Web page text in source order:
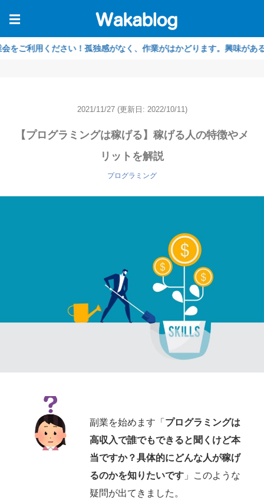
☰
ださい！孤独感がなく、作業がはかどります。興味がある方は【
2021/11/27 (更新日: 2022/10/11)
【プログラミングは稼げる】稼げる人の特徴やメ
リットを解説
プログラミング
副業を始めます「 プログラミングは
高収入で誰でもできると聞くけど本
当ですか？具体的にどんな人が稼げ
るのかを知りたいです 」このような
疑問が出てきました。